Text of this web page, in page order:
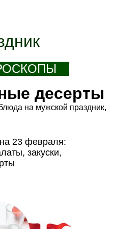
десерты
на мужской праздник,
23 февраля:
закуски,